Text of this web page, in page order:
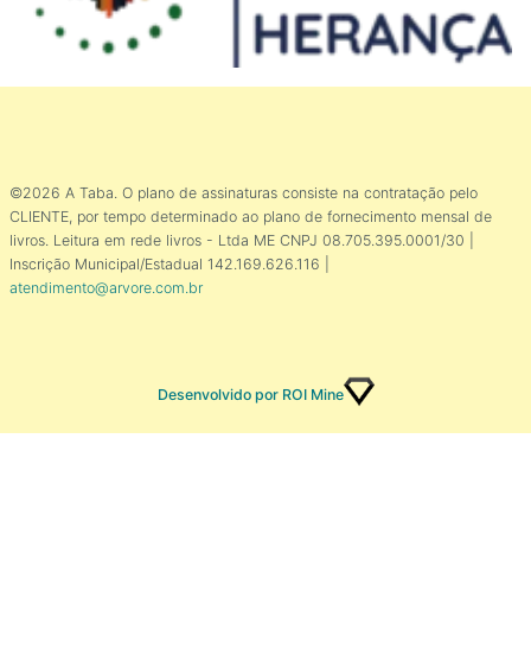
©2026 A Taba. O plano de assinaturas consiste na contratação pelo
CLIENTE, por tempo determinado ao plano de fornecimento mensal de
livros. Leitura em rede livros - Ltda ME CNPJ 08.705.395.0001/30 |
Inscrição Municipal/Estadual 142.169.626.116 |
atendimento@arvore.com.br
Desenvolvido por ROI Mine